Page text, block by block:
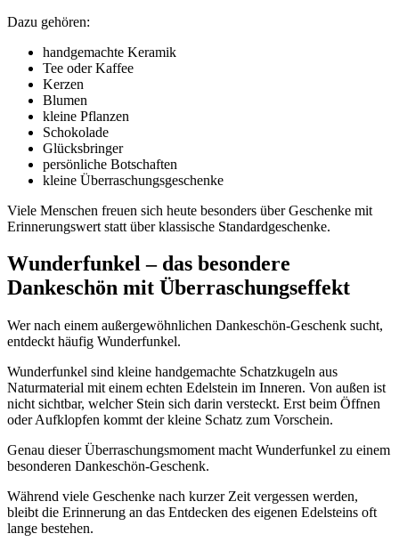
Dazu gehören:
handgemachte Keramik
Tee oder Kaffee
Kerzen
Blumen
kleine Pflanzen
Schokolade
Glücksbringer
persönliche Botschaften
kleine Überraschungsgeschenke
Viele Menschen freuen sich heute besonders über Geschenke mit
Erinnerungswert statt über klassische Standardgeschenke.
Wunderfunkel – das besondere
Dankeschön mit Überraschungseffekt
Wer nach einem außergewöhnlichen Dankeschön-Geschenk sucht,
entdeckt häufig Wunderfunkel.
Wunderfunkel sind kleine handgemachte Schatzkugeln aus
Naturmaterial mit einem echten Edelstein im Inneren. Von außen ist
nicht sichtbar, welcher Stein sich darin versteckt. Erst beim Öffnen
oder Aufklopfen kommt der kleine Schatz zum Vorschein.
Genau dieser Überraschungsmoment macht Wunderfunkel zu einem
besonderen Dankeschön-Geschenk.
Während viele Geschenke nach kurzer Zeit vergessen werden,
bleibt die Erinnerung an das Entdecken des eigenen Edelsteins oft
lange bestehen.